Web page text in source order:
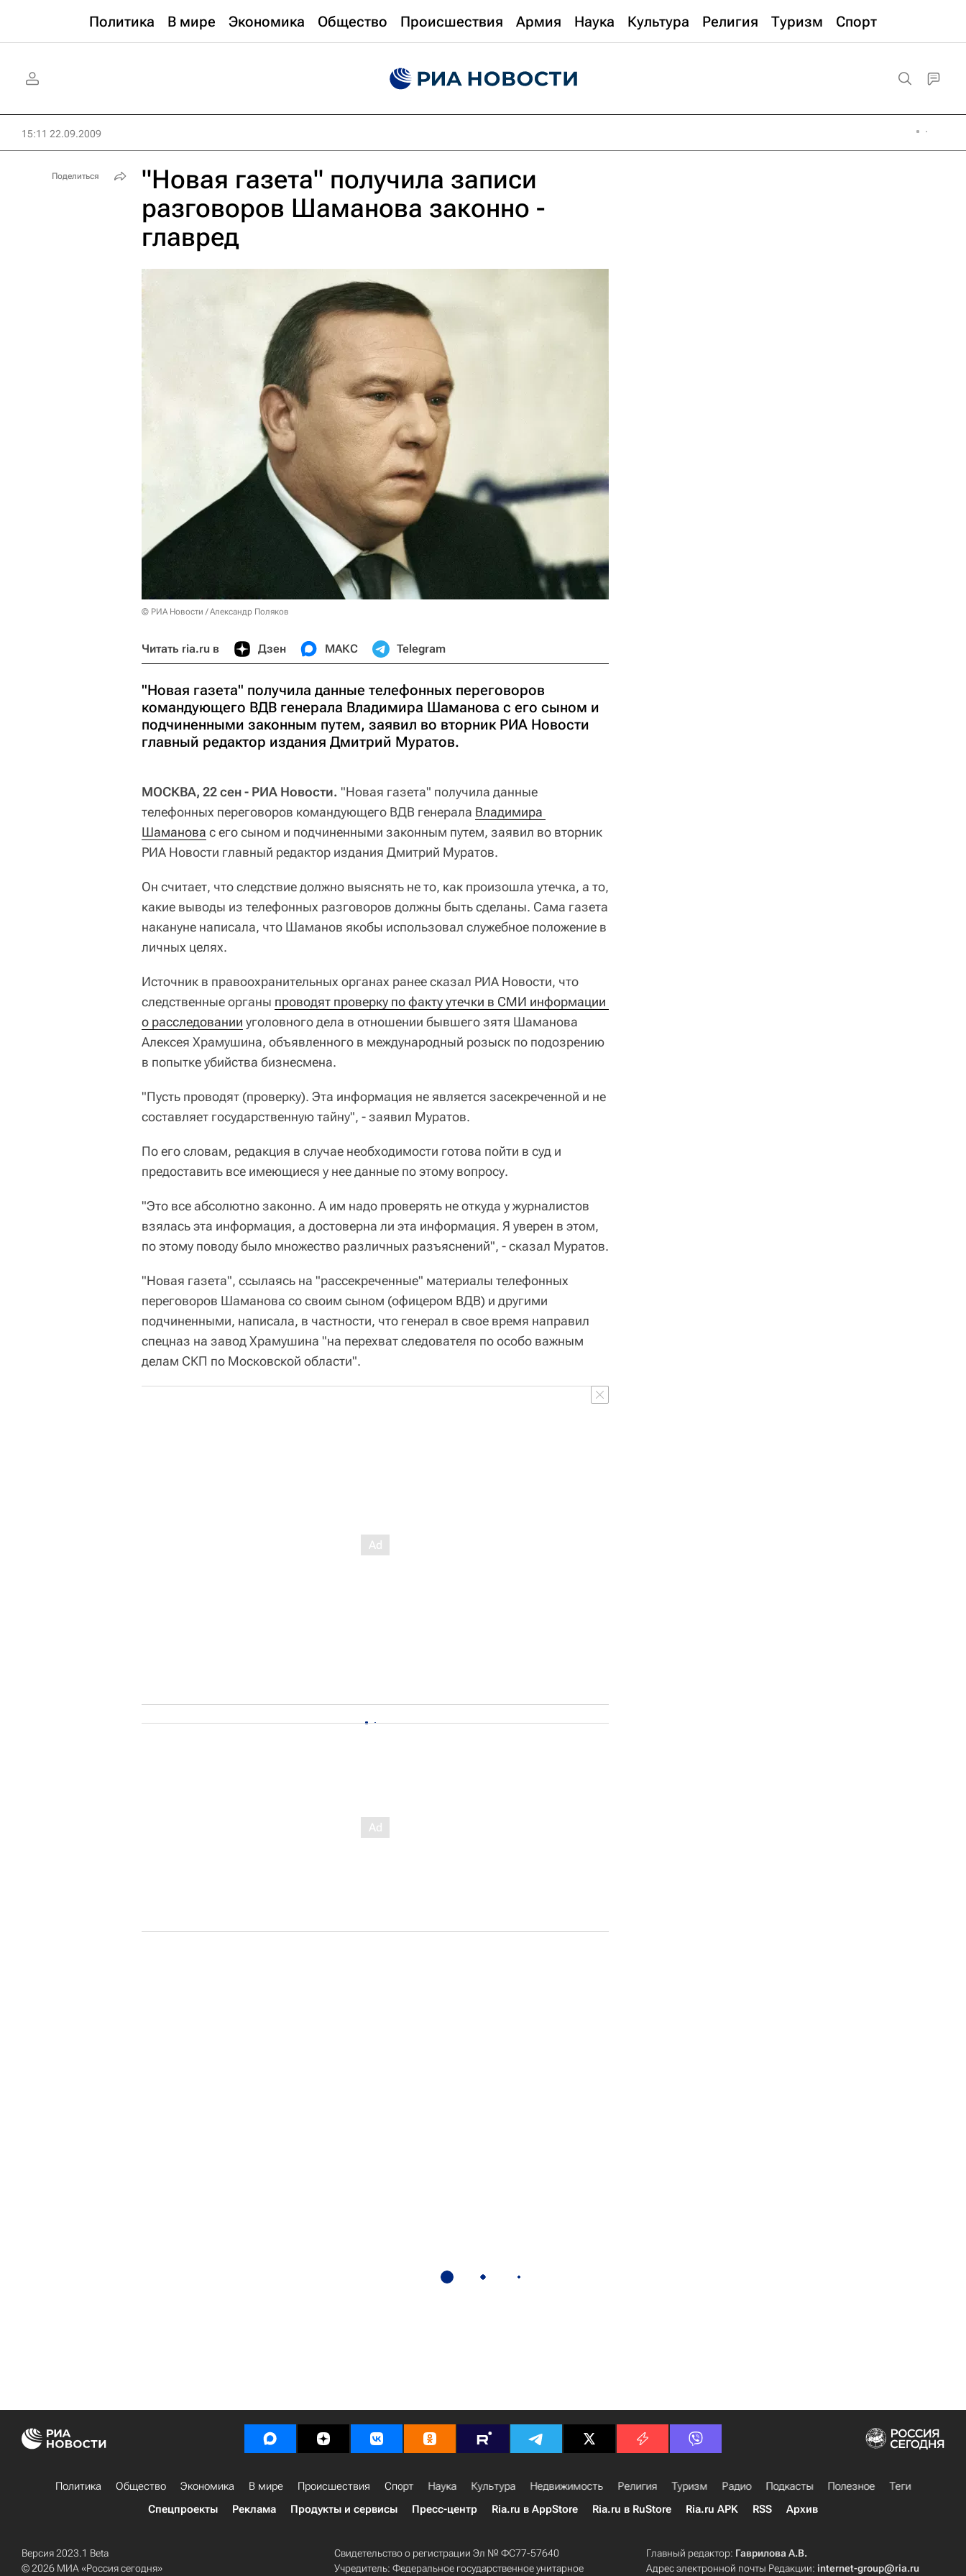
Политика В мире Экономика Общество Происшествия Армия Наука Культура Религия Туризм Спорт
15:11 22.09.2009
"Новая газета" получила записи
разговоров Шаманова законно -
главред
© РИА Новости / Александр Поляков
Читать ria.ru в Дзен МАКС Telegram
"Новая газета" получила данные телефонных переговоров
командующего ВДВ генерала Владимира Шаманова с его сыном и
подчиненными законным путем, заявил во вторник РИА Новости
главный редактор издания Дмитрий Муратов.
МОСКВА, 22 сен - РИА Новости. "Новая газета" получила данные
телефонных переговоров командующего ВДВ генерала Владимира
Шаманова с его сыном и подчиненными законным путем, заявил во вторник
РИА Новости главный редактор издания Дмитрий Муратов.
Он считает, что следствие должно выяснять не то, как произошла утечка, а то,
какие выводы из телефонных разговоров должны быть сделаны. Сама газета
накануне написала, что Шаманов якобы использовал служебное положение в
личных целях.
Источник в правоохранительных органах ранее сказал РИА Новости, что
следственные органы проводят проверку по факту утечки в СМИ информации
о расследовании уголовного дела в отношении бывшего зятя Шаманова
Алексея Храмушина, объявленного в международный розыск по подозрению
в попытке убийства бизнесмена.
"Пусть проводят (проверку). Эта информация не является засекреченной и не
составляет государственную тайну", - заявил Муратов.
По его словам, редакция в случае необходимости готова пойти в суд и
предоставить все имеющиеся у нее данные по этому вопросу.
"Это все абсолютно законно. А им надо проверять не откуда у журналистов
взялась эта информация, а достоверна ли эта информация. Я уверен в этом,
по этому поводу было множество различных разъяснений", - сказал Муратов.
"Новая газета", ссылаясь на "рассекреченные" материалы телефонных
переговоров Шаманова со своим сыном (офицером ВДВ) и другими
подчиненными, написала, в частности, что генерал в свое время направил
спецназ на завод Храмушина "на перехват следователя по особо важным
делам СКП по Московской области".
Поделиться
Политика Общество Экономика В мире Происшествия Спорт Наука Культура Недвижимость Религия Туризм Радио Подкасты Полезное
Теги
Спецпроекты
Реклама Продукты и сервисы Пресс-центр Ria.ru в AppStore Ria.ru в RuStore Ria.ru APK RSS Архив
Версия 2023.1 Beta
© 2026 МИА «Россия сегодня»
Свидетельство о регистрации Эл № ФС77-57640
Учредитель: Федеральное государственное унитарное
Главный редактор: Гаврилова А.В.
Адрес электронной почты Редакции:internet-group@ria.ru